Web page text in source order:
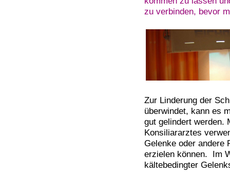
zu verbinden, bevor
Zur Linderung der
überwindet, kann es
gut gelindert werden.
Konsiliararztes
Gelenke oder andere
erzielen können. Im
kältebedingter